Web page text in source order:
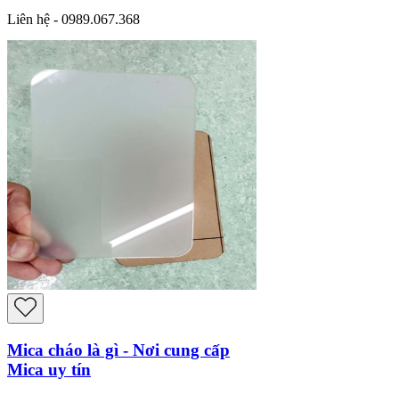
Liên hệ - 0989.067.368
Mica cháo là gì - Nơi cung cấp
Mica uy tín